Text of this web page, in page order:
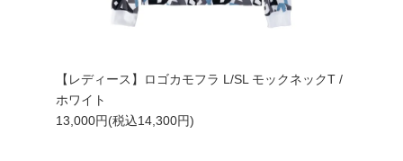
【レディース】ロゴカモフラ L/SL モックネックT /
ホワイト
13,000円(税込14,300円)